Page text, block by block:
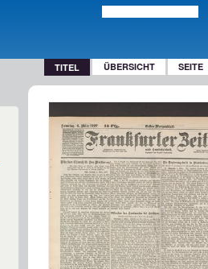
TITEL ÜBERSICHT SEITE